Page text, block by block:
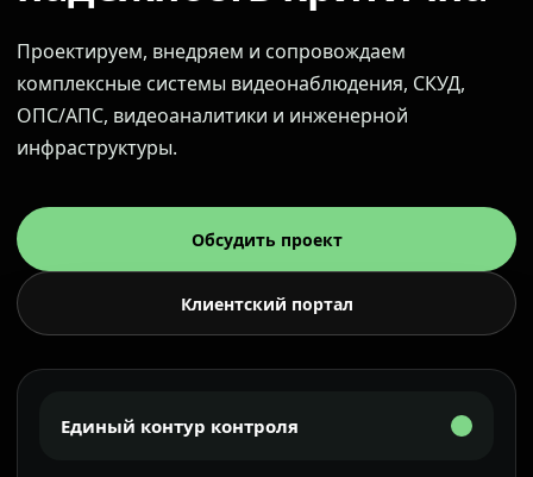
Проектируем, внедряем и сопровождаем
комплексные системы видеонаблюдения, СКУД,
ОПС/АПС, видеоаналитики и инженерной
инфраструктуры.
Обсудить проект
Клиентский портал
Единый контур контроля